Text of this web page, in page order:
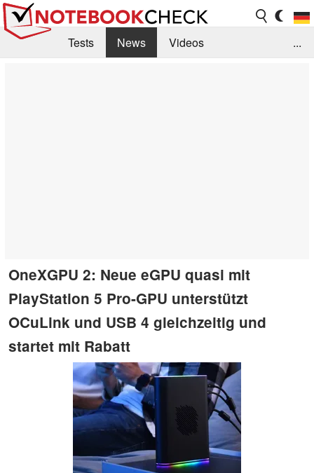
Tests News
Videos
...
OneXGPU 2: Neue eGPU quasi mit
PlayStation 5 Pro-GPU unterstützt
OCuLink und USB 4 gleichzeitig und
startet mit Rabatt